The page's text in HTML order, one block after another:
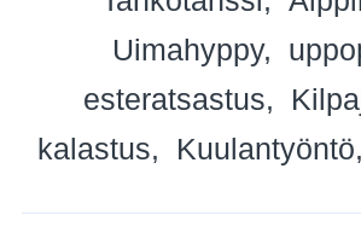
Uimahyppy
esteratsastus
kalastus
Kuulantyöntö